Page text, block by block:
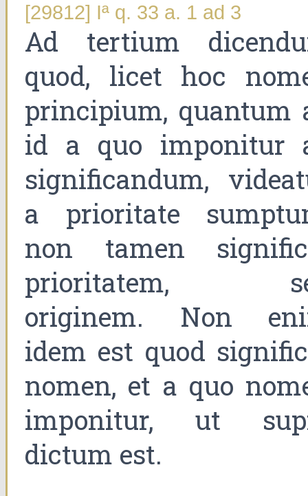
[29812] Iª q. 33 a. 1 ad 3
Ad tertium
quod, licet hoc
principium, quantum
id a quo imponitur
significandum,
a prioritate
non tamen
prioritatem,
originem. Non
idem est quod
nomen, et a quo
imponitur, ut
dictum est.